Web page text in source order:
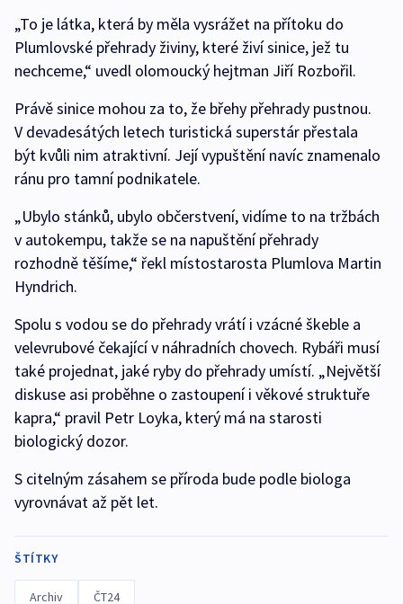
„To je látka, která by měla vysrážet na přítoku do
Plumlovské přehrady živiny, které živí sinice, jež tu
nechceme,“ uvedl olomoucký hejtman Jiří Rozbořil.
Právě sinice mohou za to, že břehy přehrady pustnou.
V devadesátých letech turistická superstár přestala
být kvůli nim atraktivní. Její vypuštění navíc znamenalo
ránu pro tamní podnikatele.
„Ubylo stánků, ubylo občerstvení, vidíme to na tržbách
v autokempu, takže se na napuštění přehrady
rozhodně těšíme,“ řekl místostarosta Plumlova Martin
Hyndrich.
Spolu s vodou se do přehrady vrátí i vzácné škeble a
velevrubové čekající v náhradních chovech. Rybáři musí
také projednat, jaké ryby do přehrady umístí. „Největší
diskuse asi proběhne o zastoupení i věkové struktuře
kapra,“ pravil Petr Loyka, který má na starosti
biologický dozor.
S citelným zásahem se příroda bude podle biologa
vyrovnávat až pět let.
ŠTÍTKY
Archiv ČT24